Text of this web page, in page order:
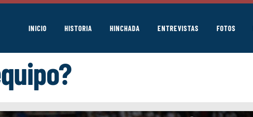
INICIO HISTORIA HINCHADA ENTREVISTAS FOTOS